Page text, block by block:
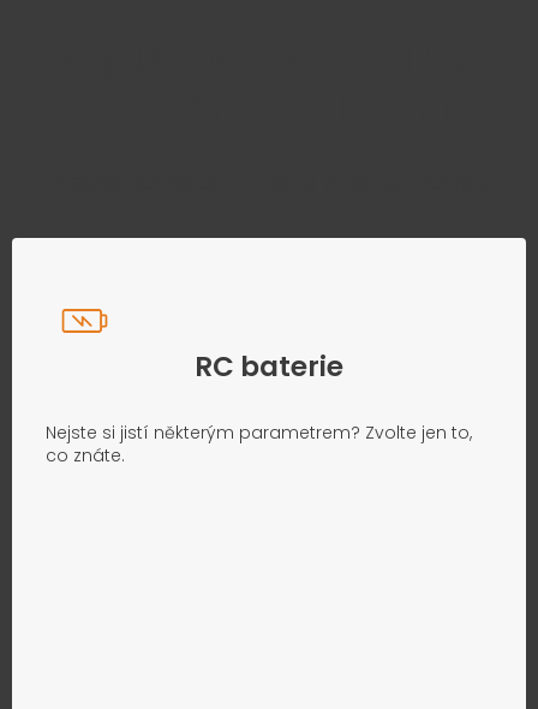
RC baterie
Nejste si jistí některým parametrem? Zvolte jen to,
co znáte.